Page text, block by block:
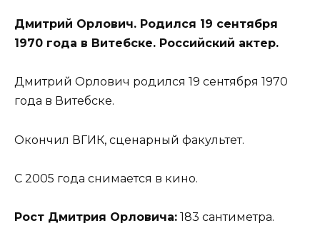
Дмитрий Орлович. Родился 19 сентября
1970 года в Витебске. Российский актер.
Дмитрий Орлович родился 19 сентября 1970
года в Витебске.
Окончил ВГИК, сценарный факультет.
С 2005 года снимается в кино.
Рост Дмитрия Орловича: 183 сантиметра.